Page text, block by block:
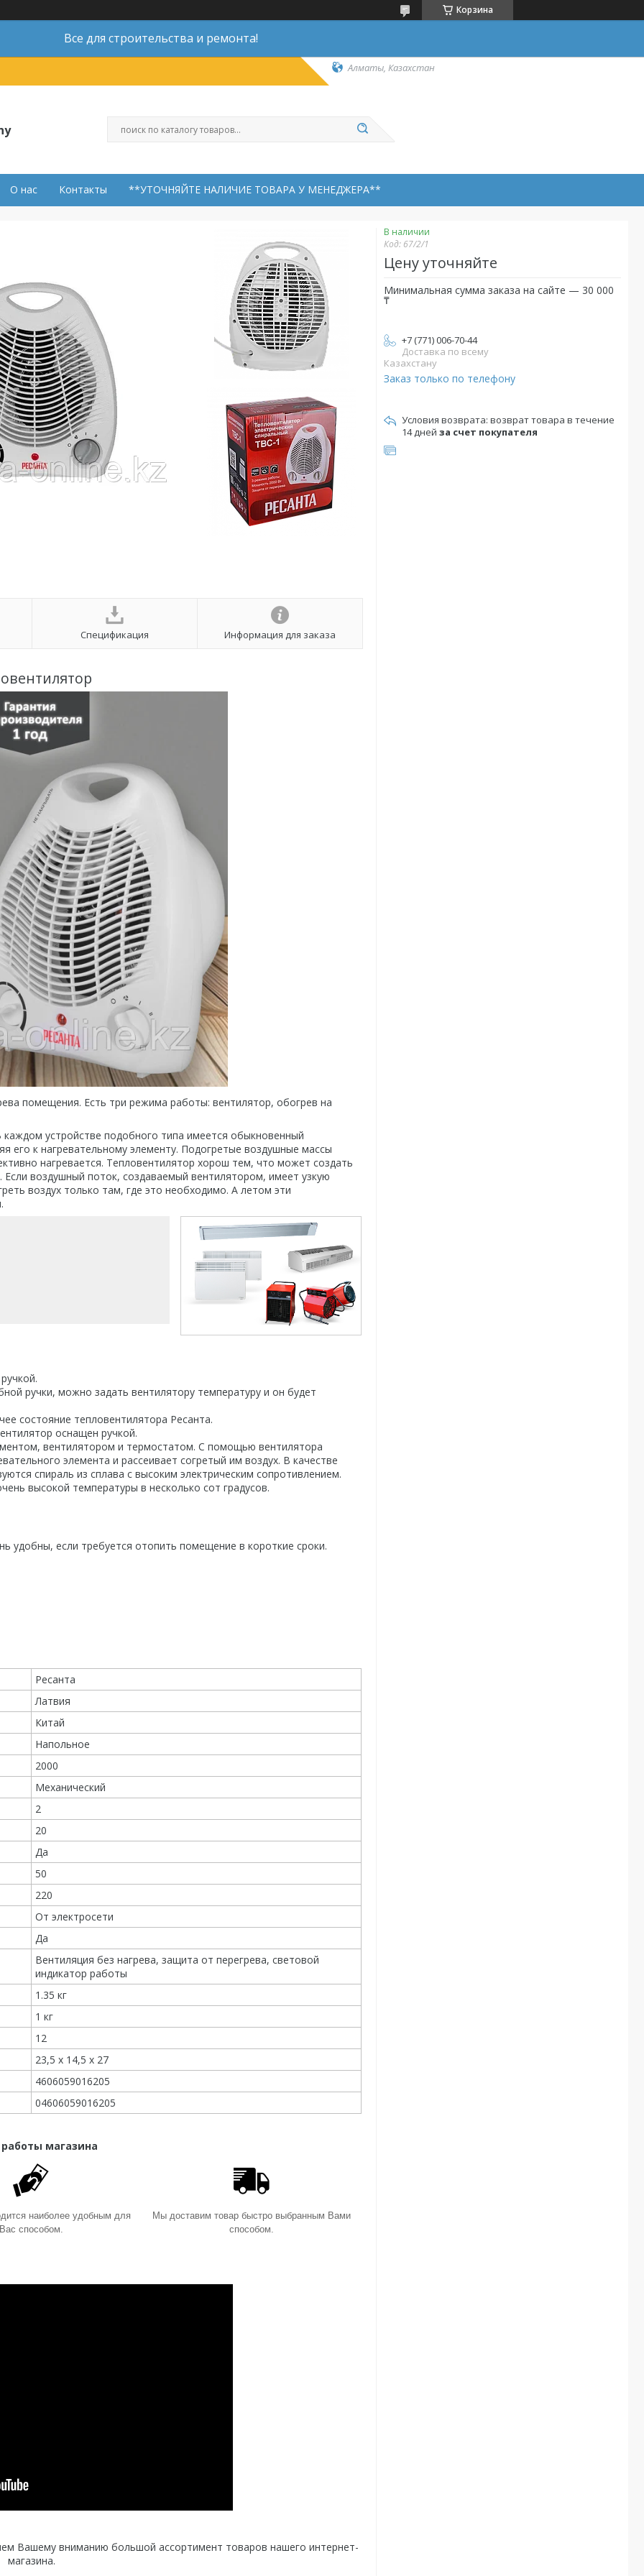
Корзина
Все для строительства и ремонта!
Алматы, Казахстан
О нас Контакты **УТОЧНЯЙТЕ НАЛИЧИЕ ТОВАРА У МЕНЕДЖЕРА**
Спецификация Информация для заказа
помещения. Есть три режима работы: вентилятор, обогрев на
устройстве подобного типа имеется обыкновенный
его к нагревательному элементу. Подогретые воздушные массы
нагревается. Тепловентилятор хорош тем, что может создать
воздушный поток, создаваемый вентилятором, имеет узкую
воздух только там, где это необходимо. А летом эти
ручки, можно задать вентилятору температуру и он будет
состояние тепловентилятора Ресанта.
оснащен ручкой.
вентилятором и термостатом. С помощью вентилятора
элемента и рассеивает согретый им воздух. В качестве
спираль из сплава с высоким электрическим сопротивлением.
высокой температуры в несколько сот градусов.
удобны, если требуется отопить помещение в короткие сроки.
Ресанта
Латвия
Китай
Напольное
2000
Механический
2
20
Да
50
220
От электросети
Да
Вентиляция без нагрева, защита от перегрева, световой
индикатор работы
1.35 кг
1 кг
12
23,5 х 14,5 х 27
4606059016205
04606059016205
магазина
наиболее удобным для
способом.
Мы доставим товар быстро выбранным Вами
способом.
Вашему вниманию большой ассортимент товаров нашего интернет-
магазина.
В наличии
Код: 67/2/1
Цену уточняйте
Минимальная сумма заказа на сайте — 30 000
₸
+7 (771) 006-70-44
Доставка по всему
Казахстану
Заказ только по телефону
возврат товара в течение
14 дней за счет покупателя